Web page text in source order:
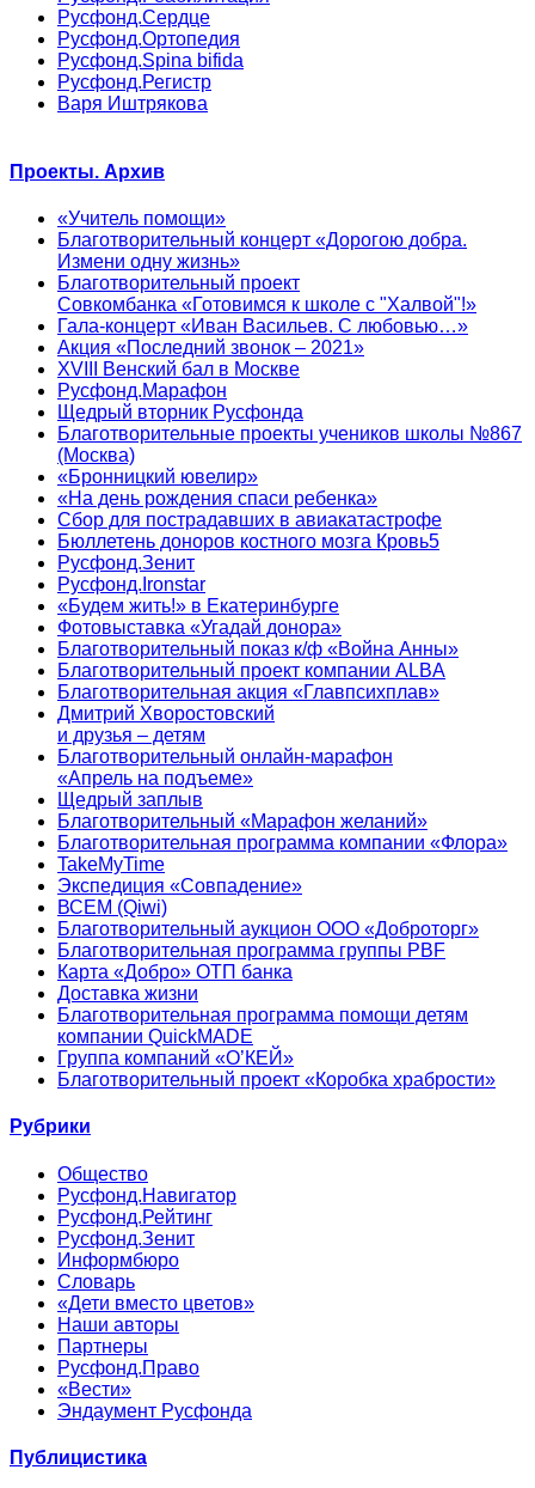
Русфонд.Сердце
Русфонд.Ортопедия
Русфонд.Spina bifida
Русфонд.Регистр
Варя Иштрякова
Проекты. Архив
«Учитель помощи»
Благотворительный концерт «Дорогою добра.
Измени одну жизнь»
Благотворительный проект
Совкомбанка «Готовимся к школе с "Халвой"!»
Гала-концерт «Иван Васильев. С любовью…»
Акция «Последний звонок – 2021»
XVIII Венский бал в Москве
Русфонд.Марафон
Щедрый вторник Русфонда
Благотворительные проекты учеников школы №867
(Москва)
«Бронницкий ювелир»
«На день рождения спаси ребенка»
Сбор для пострадавших в авиакатастрофе
Бюллетень доноров костного мозга Кровь5
Русфонд.Зенит
Русфонд.Ironstar
«Будем жить!» в Екатеринбурге
Фотовыставка «Угадай донора»
Благотворительный показ к/ф «Война Анны»
Благотворительный проект компании ALBA
Благотворительная акция «Главпсихплав»
Дмитрий Хворостовский
и друзья – детям
Благотворительный онлайн‑марафон
«Апрель на подъеме»
Щедрый заплыв
Благотворительный «Марафон желаний»
Благотворительная программа компании «Флора»
TakeMyTime
Экспедиция «Совпадение»
ВСЕМ (Qiwi)
Благотворительный аукцион ООО «Доброторг»
Благотворительная программа группы PBF
Карта «Добро» ОТП банка
Доставка жизни
Благотворительная программа помощи детям
компании QuickMADE
Группа компаний «О’КЕЙ»
Благотворительный проект «Коробка храбрости»
Рубрики
Общество
Русфонд.Навигатор
Русфонд.Рейтинг
Русфонд.Зенит
Информбюро
Словарь
«Дети вместо цветов»
Наши авторы
Партнеры
Русфонд.Право
«Вести»
Эндаумент Русфонда
Публицистика